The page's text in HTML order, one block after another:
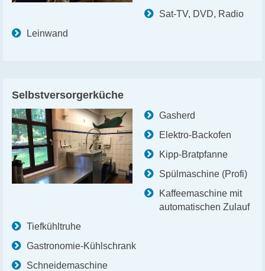
Sat-TV, DVD, Radio
Leinwand
Selbstversorgerküche
Gasherd
Elektro-Backofen
Kipp-Bratpfanne
Spülmaschine (Profi)
Kaffeemaschine mit
automatischen Zulauf
Tiefkühltruhe
Gastronomie-Kühlschrank
Schneidemaschine